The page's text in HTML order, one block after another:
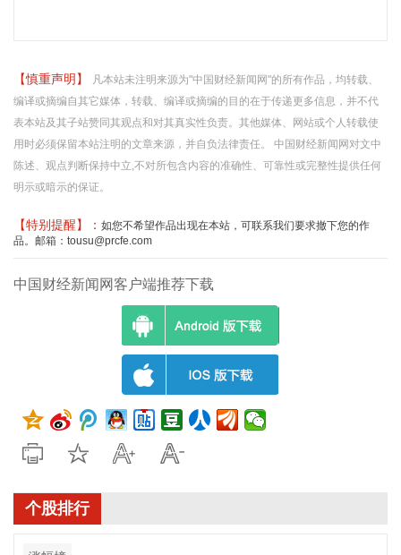
【慎重声明】
凡本站未注明来源为"中国财经新闻网"的所有作品，均转载、
编译或摘编自其它媒体，转载、编译或摘编的目的在于传递更多信息，并不代
表本站及其子站赞同其观点和对其真实性负责。其他媒体、网站或个人转载使
用时必须保留本站注明的文章来源，并自负法律责任。 中国财经新闻网对文中
陈述、观点判断保持中立,不对所包含内容的准确性、可靠性或完整性提供任何
明示或暗示的保证。
【特别提醒】： 如您不希望作品出现在本站，可联系我们要求撤下您的作
品。邮箱：tousu@prcfe.com
中国财经新闻网客户端推荐下载
个股排行